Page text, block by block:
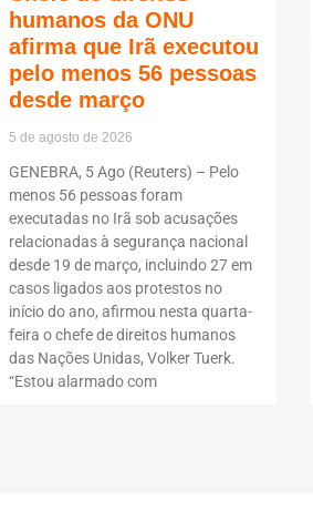
humanos da ONU
afirma que Irã executou
pelo menos 56 pessoas
desde março
5 de agosto de 2026
GENEBRA, 5 Ago (Reuters) – Pelo
menos 56 pessoas foram
executadas no Irã sob acusações
relacionadas à segurança nacional
desde 19 de março, incluindo 27 em
casos ligados aos protestos no
início do ano, afirmou nesta quarta-
feira o chefe de direitos humanos
das Nações Unidas, Volker Tuerk.
“Estou alarmado com